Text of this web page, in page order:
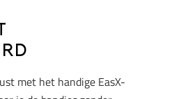
met het handige EasX-